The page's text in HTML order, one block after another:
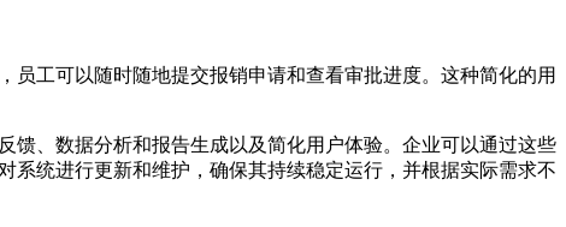
工可以随时随地提交报销申请和查看审批进度。这种简化的用
馈、数据分析和报告生成以及简化用户体验。企业可以通过这些
统进行更新和维护，确保其持续稳定运行，并根据实际需求不